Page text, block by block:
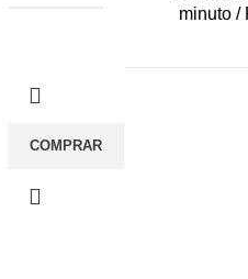
minuto /
COMPRAR